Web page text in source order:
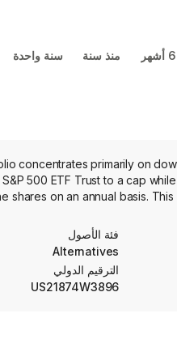
6 أشهر منذ سنة سنة واحدة
concentrates primarily on
500 ETF Trust to a cap
shares on an annual basis.
فئة الأصول
Alternatives
الترقيم الدولي
US21874W3896